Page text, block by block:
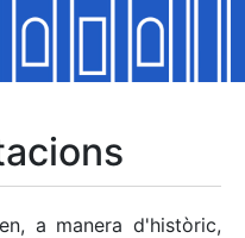
a manera d'històric,